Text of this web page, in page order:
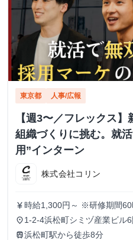
東京都 人事/広報
【週3〜／フレックス
組織づくりに挑む。就
用”インターン
株式会社コリン
currency_yen 時給1,300円～ ※研修期間60
況により決定
place 1-2-4浜松町シミヅ産業ビル
train浜松町駅から徒歩8分